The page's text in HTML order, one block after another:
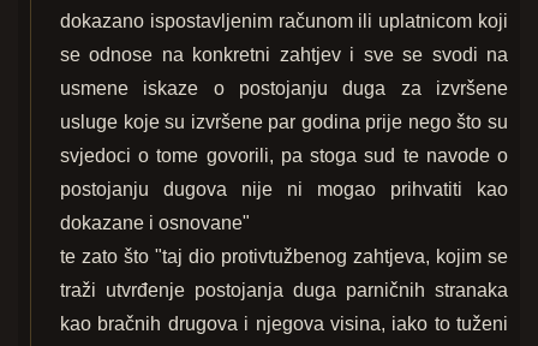
dokazano ispostavljenim računom ili uplatnicom koji
se odnose na konkretni zahtjev i sve se svodi na
usmene iskaze o postojanju duga za izvršene
usluge koje su izvršene par godina prije nego što su
svjedoci o tome govorili, pa stoga sud te navode o
postojanju dugova nije ni mogao prihvatiti kao
dokazane i osnovane"
te zato što "taj dio protivtužbenog zahtjeva, kojim se
traži utvrđenje postojanja duga parničnih stranaka
kao bračnih drugova i njegova visina, iako to tuženi